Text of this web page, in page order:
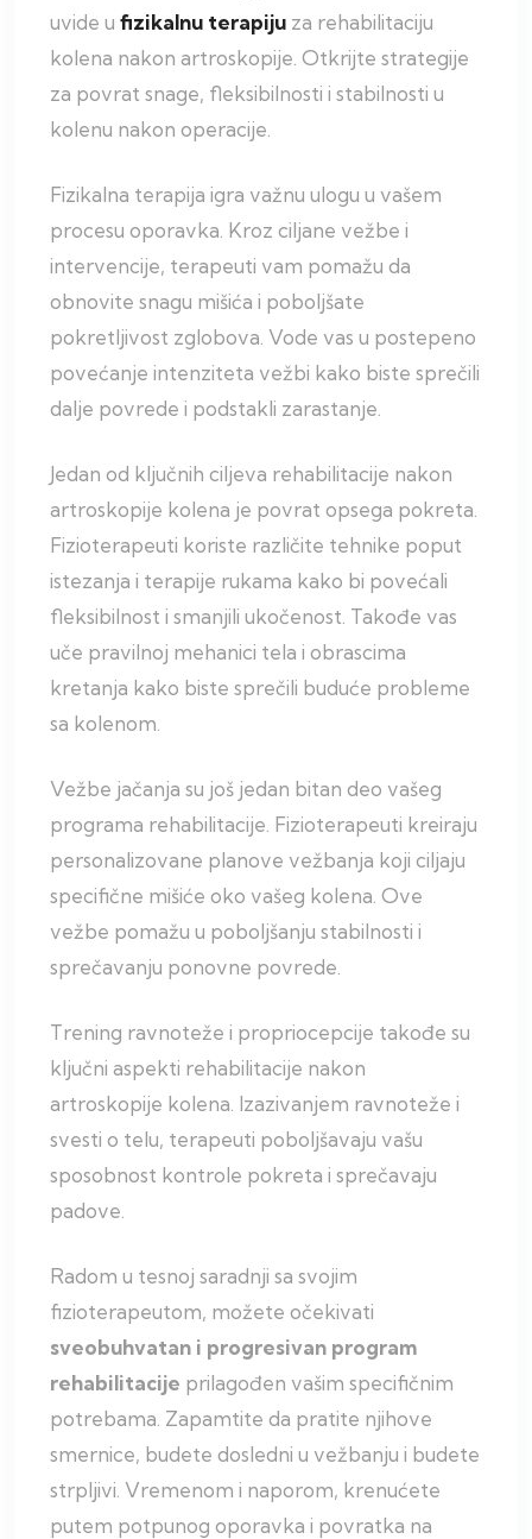
uvide u fizikalnu terapiju za rehabilitaciju
kolena nakon artroskopije. Otkrijte strategije
za povrat snage, fleksibilnosti i stabilnosti u
kolenu nakon operacije.
Fizikalna terapija igra važnu ulogu u vašem
procesu oporavka. Kroz ciljane vežbe i
intervencije, terapeuti vam pomažu da
obnovite snagu mišića i poboljšate
pokretljivost zglobova. Vode vas u postepeno
povećanje intenziteta vežbi kako biste sprečili
dalje povrede i podstakli zarastanje.
Jedan od ključnih ciljeva rehabilitacije nakon
artroskopije kolena je povrat opsega pokreta.
Fizioterapeuti koriste različite tehnike poput
istezanja i terapije rukama kako bi povećali
fleksibilnost i smanjili ukočenost. Takođe vas
uče pravilnoj mehanici tela i obrascima
kretanja kako biste sprečili buduće probleme
sa kolenom.
Vežbe jačanja su još jedan bitan deo vašeg
programa rehabilitacije. Fizioterapeuti kreiraju
personalizovane planove vežbanja koji ciljaju
specifične mišiće oko vašeg kolena. Ove
vežbe pomažu u poboljšanju stabilnosti i
sprečavanju ponovne povrede.
Trening ravnoteže i propriocepcije takođe su
ključni aspekti rehabilitacije nakon
artroskopije kolena. Izazivanjem ravnoteže i
svesti o telu, terapeuti poboljšavaju vašu
sposobnost kontrole pokreta i sprečavaju
padove.
Radom u tesnoj saradnji sa svojim
fizioterapeutom, možete očekivati
sveobuhvatan i progresivan program
rehabilitacije prilagođen vašim specifičnim
potrebama. Zapamtite da pratite njihove
smernice, budete dosledni u vežbanju i budete
strpljivi. Vremenom i naporom, krenućete
putem potpunog oporavka i povratka na